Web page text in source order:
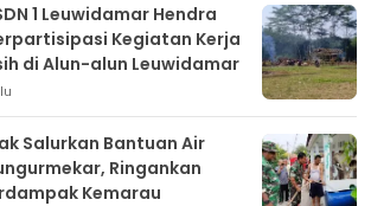
1 Leuwidamar Hendra
Kegiatan Kerja
di Alun-alun Leuwidamar
Salurkan Bantuan Air
Ringankan
Kemarau